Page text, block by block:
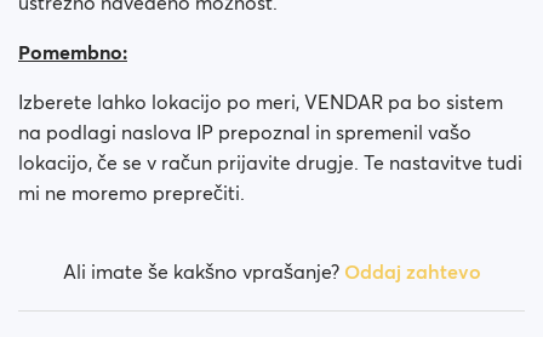
Fake profiles
What memberships are available? Can I buy a week/
a month membership?
Pomembno:
Izberete lahko lokacijo po meri, VENDAR pa bo sistem
na podlagi naslova IP prepoznal in spremenil vašo
lokacijo, če se v račun prijavite drugje. Te nastavitve tudi
mi ne moremo preprečiti.
Ali imate še kakšno vprašanje? Oddaj zahtevo